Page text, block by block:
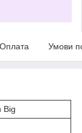
Оплата Умови
Big